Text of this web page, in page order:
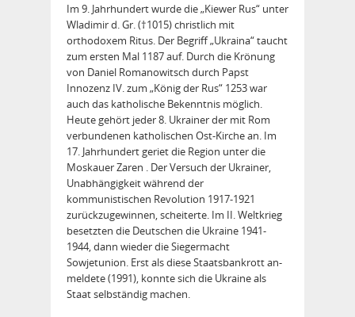
Im 9. Jahrhundert wurde die „Kiewer Rus“ unter
Wladimir d. Gr. (†1015) christlich mit
orthodoxem Ritus. Der Begriff „Ukraina“ taucht
zum ersten Mal 1187 auf. Durch die Krönung
von Daniel Romanowitsch durch Papst
Innozenz IV. zum „König der Rus“ 1253 war
auch das katholische Bekenntnis möglich.
Heute gehört jeder 8. Ukrainer der mit Rom
verbundenen katholischen Ost-Kirche an. Im
17. Jahrhundert geriet die Region unter die
Moskauer Zaren . Der Versuch der Ukrainer,
Unabhängigkeit während der
kommunistischen Revolution 1917-1921
zurückzugewinnen, scheiterte. Im II. Weltkrieg
besetzten die Deutschen die Ukraine 1941-
1944, dann wieder die Siegermacht
Sowjetunion. Erst als diese Staatsbankrott an­
meldete (1991), konnte sich die Ukraine als
Staat selbständig machen.